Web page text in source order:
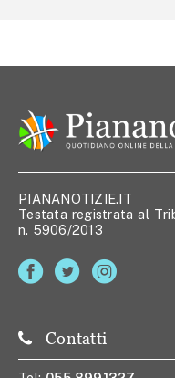
PIANANOTIZIE.IT
Testata registrata al
n. 5906/2013
Contatti